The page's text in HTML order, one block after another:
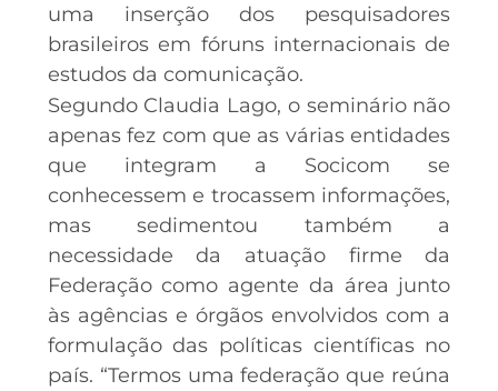
uma inserção dos pesquisadores
brasileiros em fóruns internacionais de
estudos da comunicação.
Segundo Claudia Lago, o seminário não
apenas fez com que as várias entidades
que integram a Socicom se
conhecessem e trocassem informações,
mas sedimentou também a
necessidade da atuação firme da
Federação como agente da área junto
às agências e órgãos envolvidos com a
formulação das políticas científicas no
país. “Termos uma federação que reúna